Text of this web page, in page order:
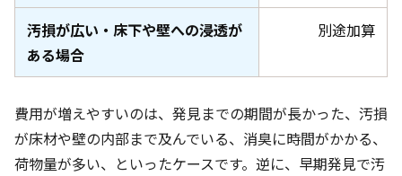
汚損が広い・床下や壁への浸透が
ある場合
別途加算
費用が増えやすいのは、発見までの期間が長かった、汚損
が床材や壁の内部まで及んでいる、消臭に時間がかかる、
荷物量が多い、といったケースです。逆に、早期発見で汚